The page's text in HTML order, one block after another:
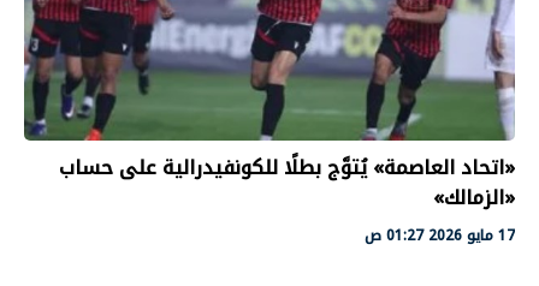
«اتحاد العاصمة» يُتوَّج بطلًا للكونفيدرالية على حساب
«الزمالك»
17 مايو 2026 01:27 ص